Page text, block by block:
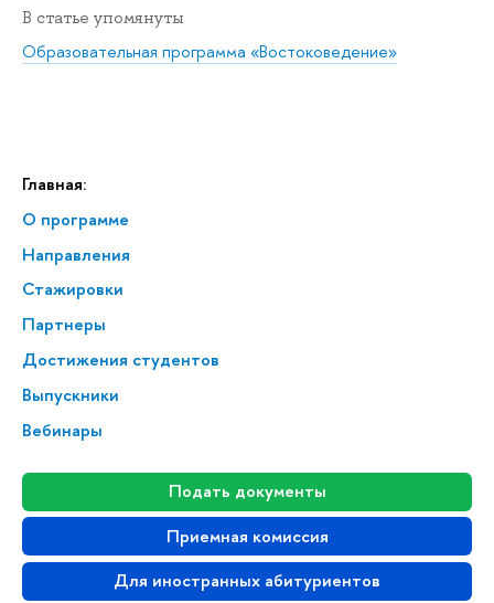
Главная:
О программе
Направления
Стажировки
Партнеры
Достижения студентов
Выпускники
Вебинары
Подать документы
Приемная комиссия
Для иностранных абитуриентов
В статье упомянуты
Образовательная программа «Востоковедение»